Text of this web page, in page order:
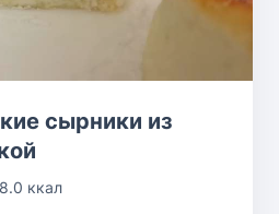
сырники из
ккал